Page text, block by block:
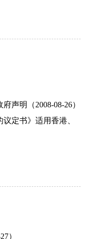
声明（2008-08-26）
定书》适用香港、
）